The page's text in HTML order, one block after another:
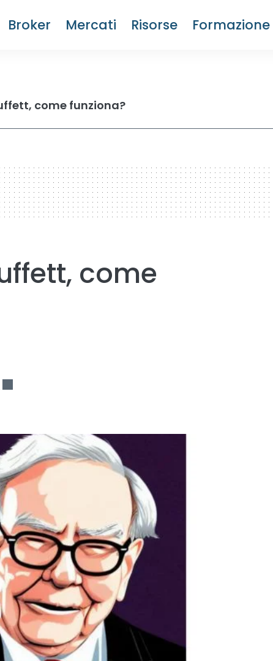
Broker Mercati Risorse Formazione
come funziona?
come